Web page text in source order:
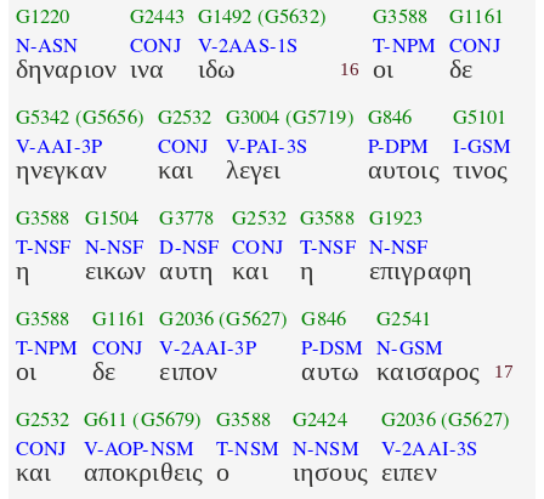
G1220
N-ASN
δηναριον
G2443
CONJ
ινα
G1492 (G5632)
V-2AAS-1S
ιδω 16
G3588
T-NPM
οι
G1161
CONJ
δε
G5342 (G5656)
V-AAI-3P
ηνεγκαν
G2532
CONJ
και
G3004 (G5719)
V-PAI-3S
λεγει
G846
P-DPM
αυτοις
G5101
I-GSM
τινος
G3588
T-NSF
η
G1504
N-NSF
εικων
G3778
D-NSF
αυτη
G2532
CONJ
και
G3588
T-NSF
η
G1923
N-NSF
επιγραφη
G3588
T-NPM
οι
G1161
CONJ
δε
G2036(G5627)
V-2AAI-3P
ειπον
G846
P-DSM
αυτω
G2541
N-GSM
καισαρος 17
G2532
CONJ
και
G611 (G5679)
V-AOP-NSM
αποκριθεις
G3588
T-NSM
ο
G2424
N-NSM
ιησους
G2036(G5627)
V-2AAI-3S
ειπεν